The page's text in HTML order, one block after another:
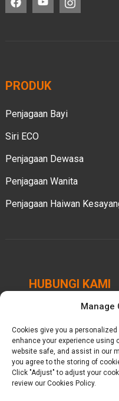
PRODUK
Penjagaan Bayi
Siri ECO
Penjagaan Dewasa
Penjagaan Wanita
Penjagaan Haiwan
HUBUNGI KAMI
Taman
Daerah Hui'an,
+86-
kelly@baron-
Manage
Cookies give you a
enhance your experience using
website safe, and assist in our
you agree to the storing of
Click "Adjust" to adjust your
review our Cookies Policy.